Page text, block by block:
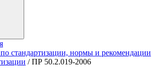
стандартизации, нормы и рекомендации
/ ПР 50.2.019-2006